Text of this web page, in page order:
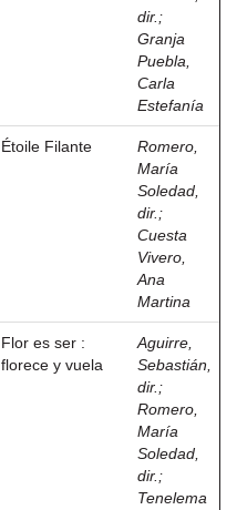
dir. ;
Granja
Puebla,
Carla
Estefanía
Étoile Filante
Romero,
María
Soledad,
dir. ;
Cuesta
Vivero,
Ana
Martina
Flor es ser :
florece y vuela
Aguirre,
Sebastián,
dir. ;
Romero,
María
Soledad,
dir. ;
Tenelema